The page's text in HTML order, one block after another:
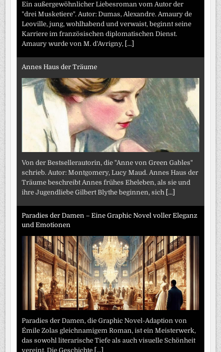
Ein außergewöhnlicher Liebesroman vom Autor der
"drei Musketiere". Autor: Dumas, Alexandre. Amaury de
Leoville, jung, wohlhabend und verwaist, beginnt seine
Karriere im französischen diplomatischen Dienst.
Amaury wurde von M. d'Avrigny, [...]
Annes Haus der Träume
Von der Bestsellerautorin, die "Anne von Green Gables"
schrieb. Autor: Montgomery, Lucy Maud. Annes Haus der
Träume beschreibt Annes frühes Eheleben, als sie und
ihre Jugendliebe Gilbert Blythe beginnen, sich [...]
Paradies der Damen – Eine Graphic Novel voller Eleganz
und Emotionen
Paradies der Damen, die Graphic Novel-Adaption von
Émile Zolas gleichnamigem Roman, ist ein Meisterwerk,
das sowohl literarische Tiefe als auch visuelle Schönheit
vereint. Die Geschichte [...]